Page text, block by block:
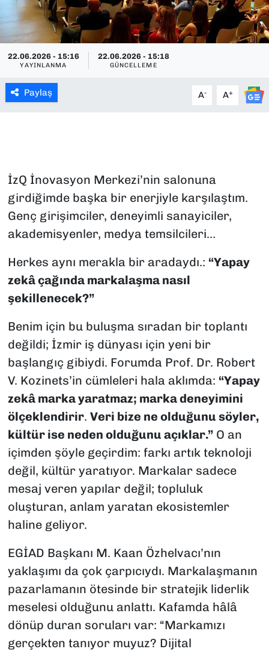
22.06.2026 - 15:16
YAYINLANMA
22.06.2026 - 15:18
GÜNCELLEME
Paylaş A- A+
İzQ İnovasyon Merkezi’nin salonuna
girdiğimde başka bir enerjiyle karşılaştım.
Genç girişimciler, deneyimli sanayiciler,
akademisyenler, medya temsilcileri…
Herkes aynı merakla bir aradaydı.: “Yapay
zekâ çağında markalaşma nasıl
şekillenecek?”
Benim için bu buluşma sıradan bir toplantı
değildi; İzmir iş dünyası için yeni bir
başlangıç gibiydi. Forumda Prof. Dr. Robert
V. Kozinets’in cümleleri hala aklımda: “Yapay
zekâ marka yaratmaz; marka deneyimini
ölçeklendirir. Veri bize ne olduğunu söyler,
kültür ise neden olduğunu açıklar.”O an
içimden şöyle geçirdim: farkı artık teknoloji
değil, kültür yaratıyor. Markalar sadece
mesaj veren yapılar değil; topluluk
oluşturan, anlam yaratan ekosistemler
haline geliyor.
EGİAD Başkanı M. Kaan Özhelvacı’nın
yaklaşımı da çok çarpıcıydı. Markalaşmanın
pazarlamanın ötesinde bir stratejik liderlik
meselesi olduğunu anlattı. Kafamda hâlâ
dönüp duran soruları var: “Markamızı
gerçekten tanıyor muyuz? Dijital
SAĞLIK
SPOR
TEKNOLOJİ